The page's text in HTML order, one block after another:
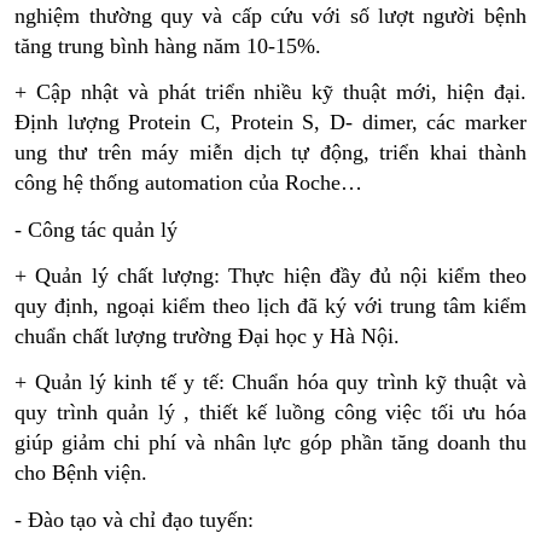
nghiệm thường quy và cấp cứu với số lượt người bệnh
tăng trung bình hàng năm 10-15%.
+ Cập nhật và phát triển nhiều kỹ thuật mới, hiện đại.
Định lượng Protein C, Protein S, D- dimer, các marker
ung thư trên máy miễn dịch tự động, triển khai thành
công hệ thống automation của Roche…
- Công tác quản lý
+ Quản lý chất lượng: Thực hiện đầy đủ nội kiểm theo
quy định, ngoại kiểm theo lịch đã ký với trung tâm kiểm
chuẩn chất lượng trường Đại học y Hà Nội.
+ Quản lý kinh tế y tế: Chuẩn hóa quy trình kỹ thuật và
quy trình quản lý , thiết kế luồng công việc tối ưu hóa
giúp giảm chi phí và nhân lực góp phần tăng doanh thu
cho Bệnh viện.
- Đào tạo và chỉ đạo tuyến: